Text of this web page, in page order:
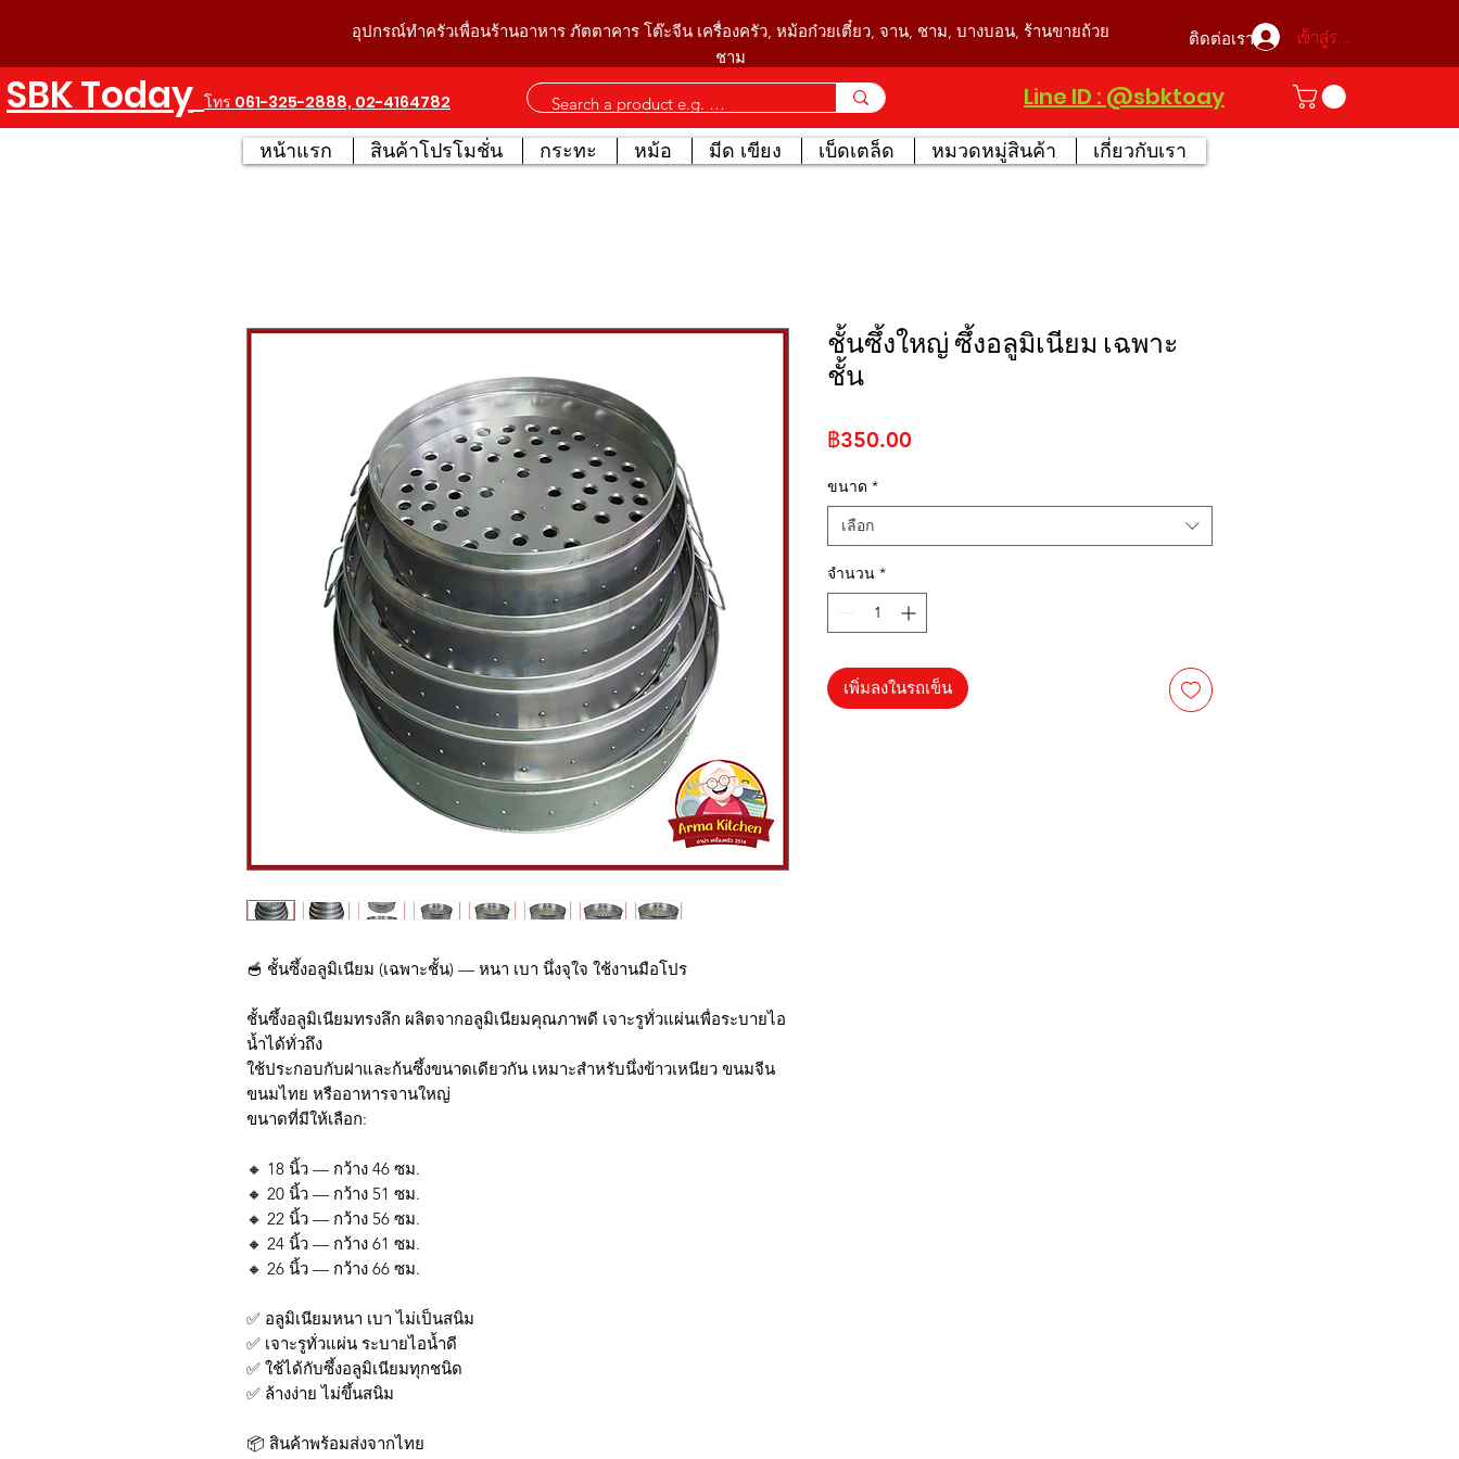
อุปกรณ์ทำครัวเพื่อนร้านอาหาร ภัตตาคาร โต๊ะจีน เครื่องครัว, หม้อก๋วยเตี๋ยว, จาน, ชาม, บางบอน, ร้านขายถ้วย
ชาม
เข้าสู่ระบบ
ติดต่อเรา
SBK Today โทร 061-325-2888, 02-4164782 Line ID : @sbktoay
หน้าแรก สินค้าโปรโมชั่น กระทะ หม้อ มีด เขียง เบ็ดเตล็ด หมวดหมู่สินค้า เกี่ยวกับเรา
🥣 ชั้นซึ้งอลูมิเนียม (เฉพาะชั้น) — หนา เบา นึ่งจุใจ ใช้งานมือโปร
ชั้นซึ้งอลูมิเนียมทรงลึก ผลิตจากอลูมิเนียมคุณภาพดี เจาะรูทั่วแผ่นเพื่อระบายไอ
น้ำได้ทั่วถึง
ใช้ประกอบกับฝาและก้นซึ้งขนาดเดียวกัน เหมาะสำหรับนึ่งข้าวเหนียว ขนมจีน
ขนมไทย หรืออาหารจานใหญ่
ขนาดที่มีให้เลือก:
🔸 18 นิ้ว — กว้าง 46 ซม.
🔸 20 นิ้ว — กว้าง 51 ซม.
🔸 22 นิ้ว — กว้าง 56 ซม.
🔸 24 นิ้ว — กว้าง 61 ซม.
🔸 26 นิ้ว — กว้าง 66 ซม.
✅ อลูมิเนียมหนา เบา ไม่เป็นสนิม
✅ เจาะรูทั่วแผ่น ระบายไอน้ำดี
✅ ใช้ได้กับซึ้งอลูมิเนียมทุกชนิด
✅ ล้างง่าย ไม่ขึ้นสนิม
📦 สินค้าพร้อมส่งจากไทย
ชั้นซึ้งใหญ่ ซึ้งอลูมิเนียม เฉพาะ
ชั้น
฿350.00
ขนาด *
เลือก
จำนวน *
เพิ่มลงในรถเข็น